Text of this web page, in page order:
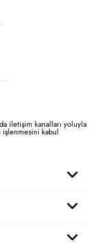
iletişim kanalları yoluyla
işlenmesini kabul